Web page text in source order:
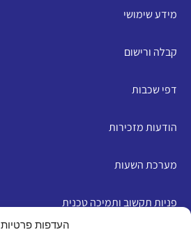
העדפות פרטיות
מידע שימושי
קבלה ורישום
דפי שכבות
הודעות מזכירות
מערכת השעות
פניות תקשוב ותמיכה טכנית